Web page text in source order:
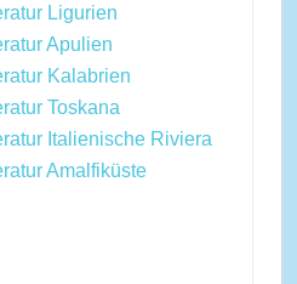
Ligurien
Apulien
Kalabrien
Toskana
Italienische Riviera
Amalfiküste